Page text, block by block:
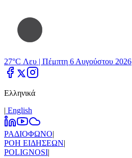
27°C Λευ | Πέμπτη 6 Αυγούστου 2026
Ελληνικά
| Εnglish
ΡΑΔΙΟΦΩΝΟ|
ΡΟΗ ΕΙΔΗΣΕΩΝ|
POLIGNOSI|